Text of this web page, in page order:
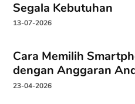
Segala Kebutuhan
13-07-2026
Cara Memilih
dengan Anggaran
23-04-2026